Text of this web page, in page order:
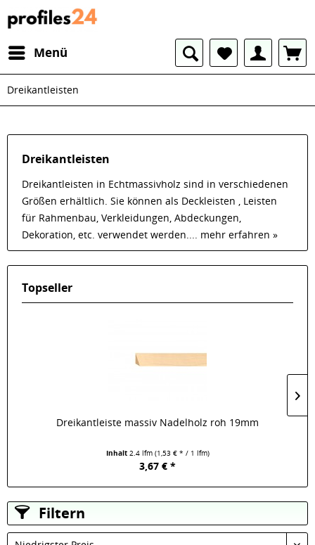
Menü
Dreikantleisten
Dreikantleisten
Dreikantleisten in Echtmassivholz sind in verschiedenen
Größen erhältlich. Sie können als Deckleisten , Leisten
für Rahmenbau, Verkleidungen, Abdeckungen,
Dekoration, etc. verwendet werden.... mehr erfahren »
Topseller
Dreikantleiste massiv Nadelholz roh 19mm
Inhalt 2.4 lfm (1,53 € * / 1 lfm)
3,67 € *
Filtern